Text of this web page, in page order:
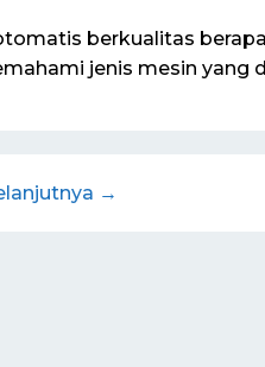
berkualitas
jenis mesin yang
→